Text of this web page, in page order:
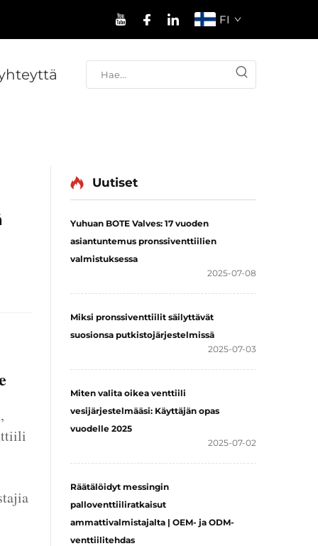
FI
Uutiset
Yuhuan BOTE Valves: 17 vuoden
asiantuntemus pronssiventtiilien
valmistuksessa
2025-07-08
Miksi pronssiventtiilit säilyttävät
suosionsa putkistojärjestelmissä
2025-07-03
Miten valita oikea venttiili
vesijärjestelmääsi: Käyttäjän opas
vuodelle 2025
2025-07-02
Räätälöidyt messingin
palloventtiiliratkaisut
ammattivalmistajalta | OEM- ja ODM-
venttiilitehdas